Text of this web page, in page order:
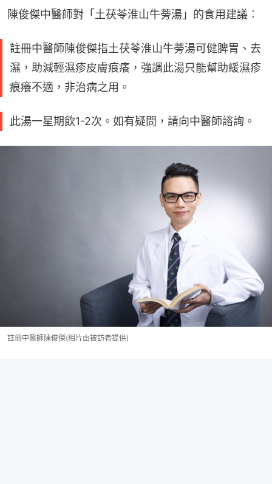
陳俊傑中​醫師對「土茯苓淮山牛蒡湯​」的食用建議︰
註冊中醫師陳俊傑指土茯苓淮山牛蒡湯可健脾胃、去
濕，助減輕濕疹皮膚痕癢，強調此湯只能幫助緩濕疹
痕癢不適，非治病之用。
此湯一星期飲1-2次。如有疑問，請向中醫師諮詢。
註冊中醫師陳俊傑(相片由被訪者提供)